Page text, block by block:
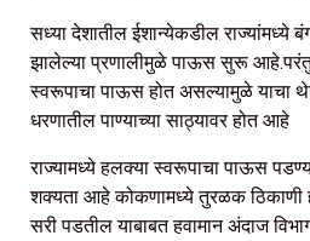
सध्या देशातील ईशान्येकडील राज्यांमध्ये
झालेल्या प्रणालीमुळे पाऊस सुरू
स्वरूपाचा पाऊस होत असल्यामुळे याचा
धरणातील पाण्याच्या साठ्यावर होत आहे
राज्यामध्ये हलक्या स्वरूपाचा पाऊस
शक्यता आहे कोकणामध्ये तुरळक ठिकाणी
सरी पडतील याबाबत हवामान अंदाज